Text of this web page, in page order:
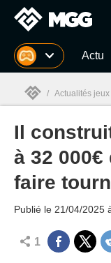
MGG Actu
MGG
/ Actualités
Il
à 32
faire
Publié le 21/04/2025
1